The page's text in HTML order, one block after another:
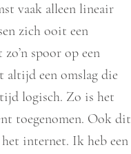
vaak alleen lineair
zich ooit een
spoor op een
altijd een omslag die
logisch. Zo is het
toegenomen. Ook dit
internet. Ik heb een